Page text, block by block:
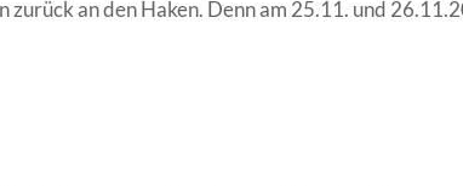
zurück an den Haken. Denn am 25.11. und